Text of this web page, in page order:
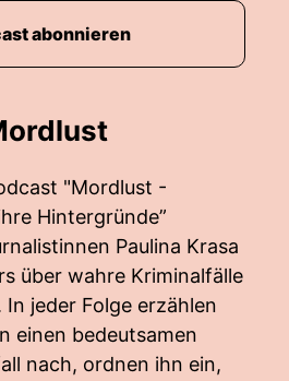
"Mordlust -
Hintergründe”
Paulina Krasa
über wahre Kriminalfälle
In jeder Folge erzählen
einen bedeutsamen
nach, ordnen ihn ein,
abonnieren